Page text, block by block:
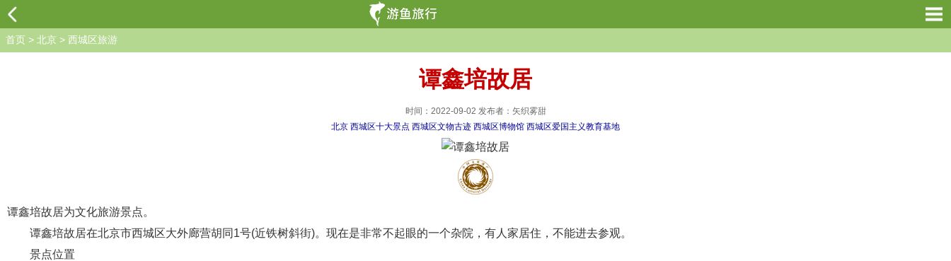
首页 > 北京 > 西城区旅游
谭鑫培故居
时间：2022-09-02 发布者：矢织雾甜
北京 西城区十大景点 西城区文物古迹 西城区博物馆 西城区爱国主义教育基地
谭鑫培故居为文化旅游景点。
谭鑫培故居在北京市西城区大外廊营胡同1号(近铁树斜街)。现在是非常不起眼的一个杂院，有人家居住，不能进去参观。
景点位置